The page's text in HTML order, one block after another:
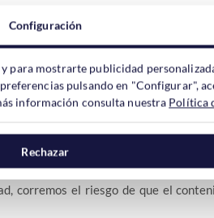
otra configuración
SSL/TLS (aceptar todos los certificados)
corremos el riesgo de que el
Configuración
para mostrarte publicidad
pulsando en "Configurar",
información consulta nuestra Política
Rechazar